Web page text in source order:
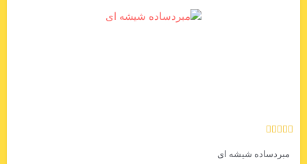
مبردساده شیشه ای